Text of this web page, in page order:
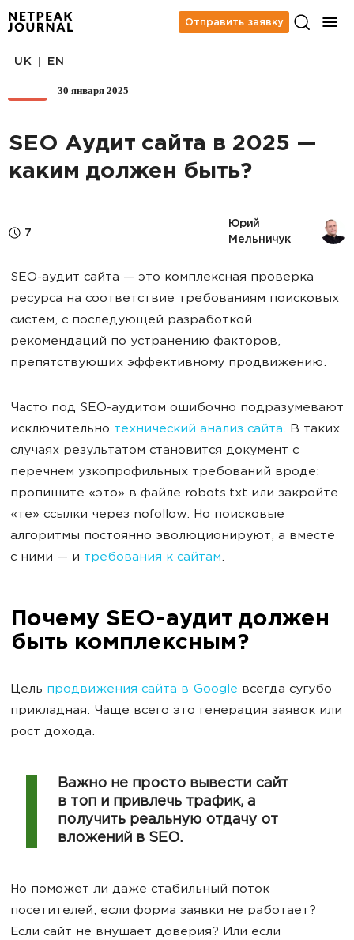
Отправить заявку
30 января 2025
UK EN
SEO Аудит сайта в 2025 —
каким должен быть?
7
Юрий
Мельничук
SEO-аудит сайта — это комплексная проверка
ресурса на соответствие требованиям поисковых
систем, с последующей разработкой
рекомендаций по устранению факторов,
препятствующих эффективному продвижению.
Часто под SEO-аудитом ошибочно подразумевают
исключительно технический анализ сайта. В таких
случаях результатом становится документ с
перечнем узкопрофильных требований вроде:
пропишите «это» в файле robots.txt или закройте
«те» ссылки через nofollow. Но поисковые
алгоритмы постоянно эволюционируют, а вместе
с ними — и требования к сайтам.
Почему SEO-аудит должен
быть комплексным?
Цель продвижения сайта в Google всегда сугубо
прикладная. Чаще всего это генерация заявок или
рост дохода.
Важно не просто вывести сайт
в топ и привлечь трафик, а
получить реальную отдачу от
вложений в SEO.
Но поможет ли даже стабильный поток
посетителей, если форма заявки не работает?
Если сайт не внушает доверия? Или если